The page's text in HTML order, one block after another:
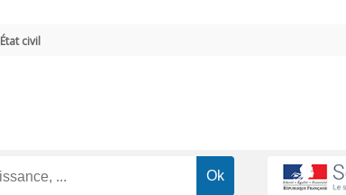
État civil